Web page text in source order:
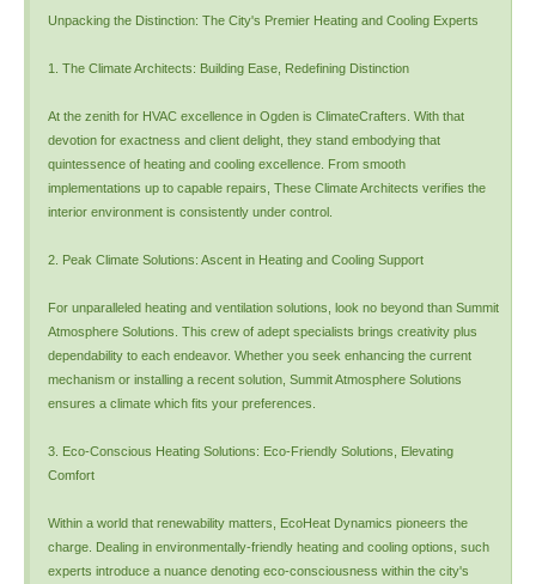
Unpacking the Distinction: The City's Premier Heating and Cooling Experts
1. The Climate Architects: Building Ease, Redefining Distinction
At the zenith for HVAC excellence in Ogden is ClimateCrafters. With that
devotion for exactness and client delight, they stand embodying that
quintessence of heating and cooling excellence. From smooth
implementations up to capable repairs, These Climate Architects verifies the
interior environment is consistently under control.
2. Peak Climate Solutions: Ascent in Heating and Cooling Support
For unparalleled heating and ventilation solutions, look no beyond than Summit
Atmosphere Solutions. This crew of adept specialists brings creativity plus
dependability to each endeavor. Whether you seek enhancing the current
mechanism or installing a recent solution, Summit Atmosphere Solutions
ensures a climate which fits your preferences.
3. Eco-Conscious Heating Solutions: Eco-Friendly Solutions, Elevating
Comfort
Within a world that renewability matters, EcoHeat Dynamics pioneers the
charge. Dealing in environmentally-friendly heating and cooling options, such
experts introduce a nuance denoting eco-consciousness within the city's